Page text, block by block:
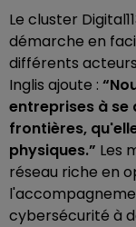
Le cluster
démarche en
différents
Inglis ajoute :
entreprises à se
frontières,
physiques.” Les
réseau riche en
cybersécurité à